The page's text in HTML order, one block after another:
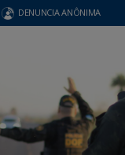
DENUNCIA ANÔNIMA